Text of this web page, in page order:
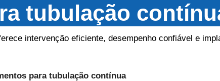
tubulação
intervenção eficiente, desempenho confiável e
para tubulação contínua